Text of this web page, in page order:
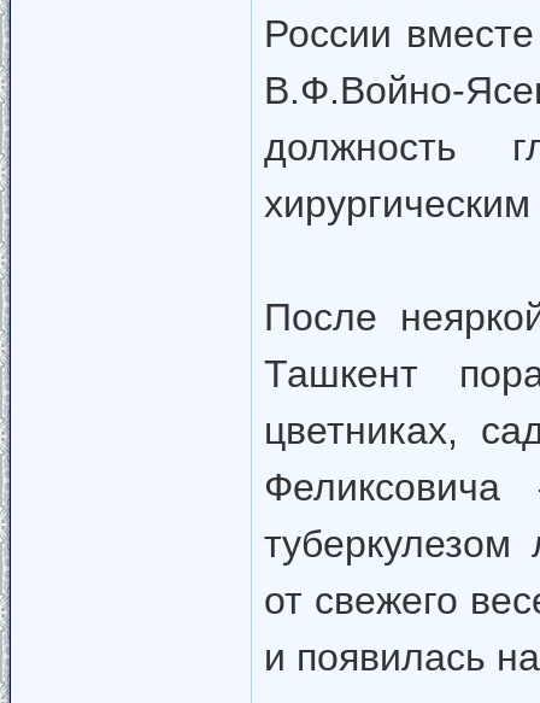
России
В.Ф.Войно-
должность
После
Ташкент
цветниках,
от свежего
и появилась